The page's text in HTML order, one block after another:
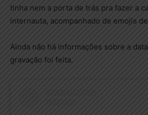
tinha nem a porta de trás pra fazer a
internauta, acompanhado de emojis
Ainda não há informações sobre a
gravação foi feita.